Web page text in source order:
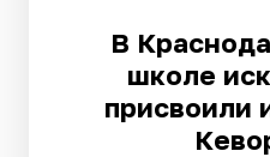
В
школе
присвоили